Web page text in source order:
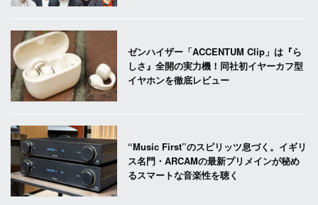
ゼンハイザー「ACCENTUM Clip」は『ら
しさ』全開の実力機！同社初イヤーカフ型
イヤホンを徹底レビュー
“Music First”のスピリッツ息づく。イギリ
ス名門・ARCAMの最新プリメインが秘め
るスマートな音楽性を聴く